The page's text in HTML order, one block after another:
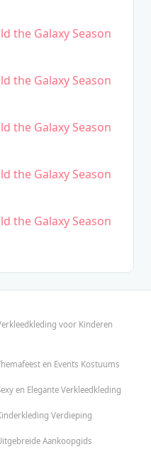
the Galaxy Season
the Galaxy Season
the Galaxy Season
the Galaxy Season
the Galaxy Season
voor Kinderen
en Events Kostuums
en Elegante Verkleedkleding
Verdieping
Aankoopgids